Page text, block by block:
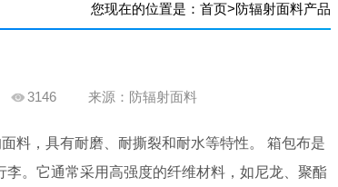
您现在的位置是： 首页>防辐射面料产品
3146 来源：防辐射面料
料，具有耐磨、耐撕裂和耐水等特性。 箱包布是
。它通常采用高强度的纤维材料，如尼龙、聚酯